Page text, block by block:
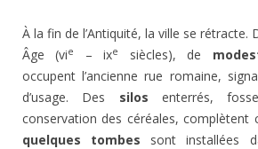
À la fin de l’Antiquité, la ville se rétracte.
Âge (vie – ixe siècles), de
occupent l’ancienne rue romaine,
d’usage. Des silos enterrés,
conservation des céréales, complètent
quelques tombes sont installées